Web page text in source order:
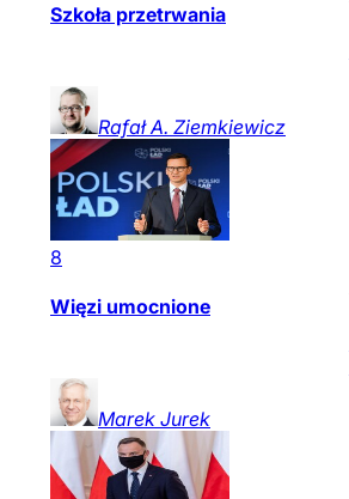
Szkoła przetrwania
Rafał A. Ziemkiewicz
8
Więzi umocnione
Marek Jurek